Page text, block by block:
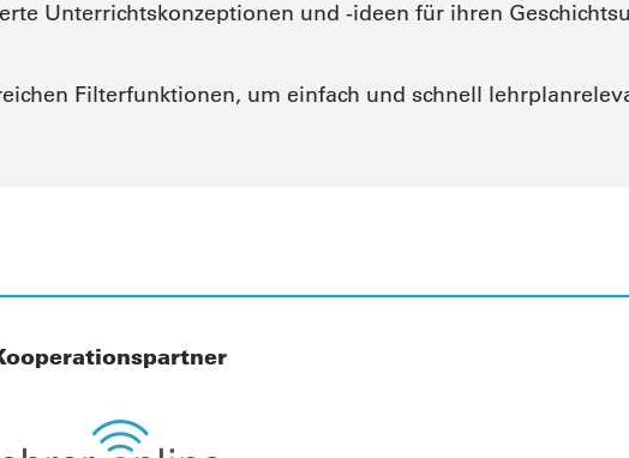
Unterrichtskonzeptionen und -ideen für ihren
Filterfunktionen, um einfach und schnell